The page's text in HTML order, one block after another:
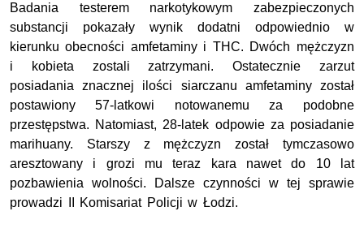
Badania testerem narkotykowym zabezpieczonych
substancji pokazały wynik dodatni odpowiednio w
kierunku obecności amfetaminy i THC. Dwóch mężczyzn
i kobieta zostali zatrzymani. Ostatecznie zarzut
posiadania znacznej ilości siarczanu amfetaminy został
postawiony 57-latkowi notowanemu za podobne
przestępstwa. Natomiast, 28-latek odpowie za posiadanie
marihuany. Starszy z mężczyzn został tymczasowo
aresztowany i grozi mu teraz kara nawet do 10 lat
pozbawienia wolności. Dalsze czynności w tej sprawie
prowadzi II Komisariat Policji w Łodzi.